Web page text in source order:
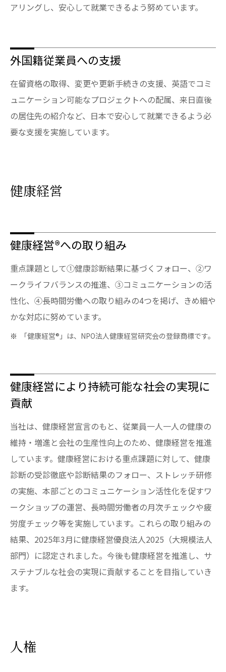
アリングし、安心して就業できるよう努めています。
外国籍従業員への支援
在留資格の取得、変更や更新手続きの支援、英語でコミ
ュニケーション可能なプロジェクトへの配属、来日直後
の居住先の紹介など、日本で安心して就業できるよう必
要な支援を実施しています。
健康経営
健康経営®への取り組み
重点課題として①健康診断結果に基づくフォロー、②ワ
ークライフバランスの推進、③コミュニケーションの活
性化、④長時間労働への取り組みの4つを掲げ、きめ細や
かな対応に努めています。
「健康経営®」は、NPO法人健康経営研究会の登録商標です。
健康経営により持続可能な社会の実現に
貢献
当社は、健康経営宣言のもと、従業員一人一人の健康の
維持・増進と会社の生産性向上のため、健康経営を推進
しています。健康経営における重点課題に対して、健康
診断の受診徹底や診断結果のフォロー、ストレッチ研修
の実施、本部ごとのコミュニケーション活性化を促すワ
ークショップの運営、長時間労働者の月次チェックや疲
労度チェック等を実施しています。これらの取り組みの
結果、2025年3月に健康経営優良法人2025（大規模法人
部門）に認定されました。今後も健康経営を推進し、サ
ステナブルな社会の実現に貢献することを目指していき
ます。
人権